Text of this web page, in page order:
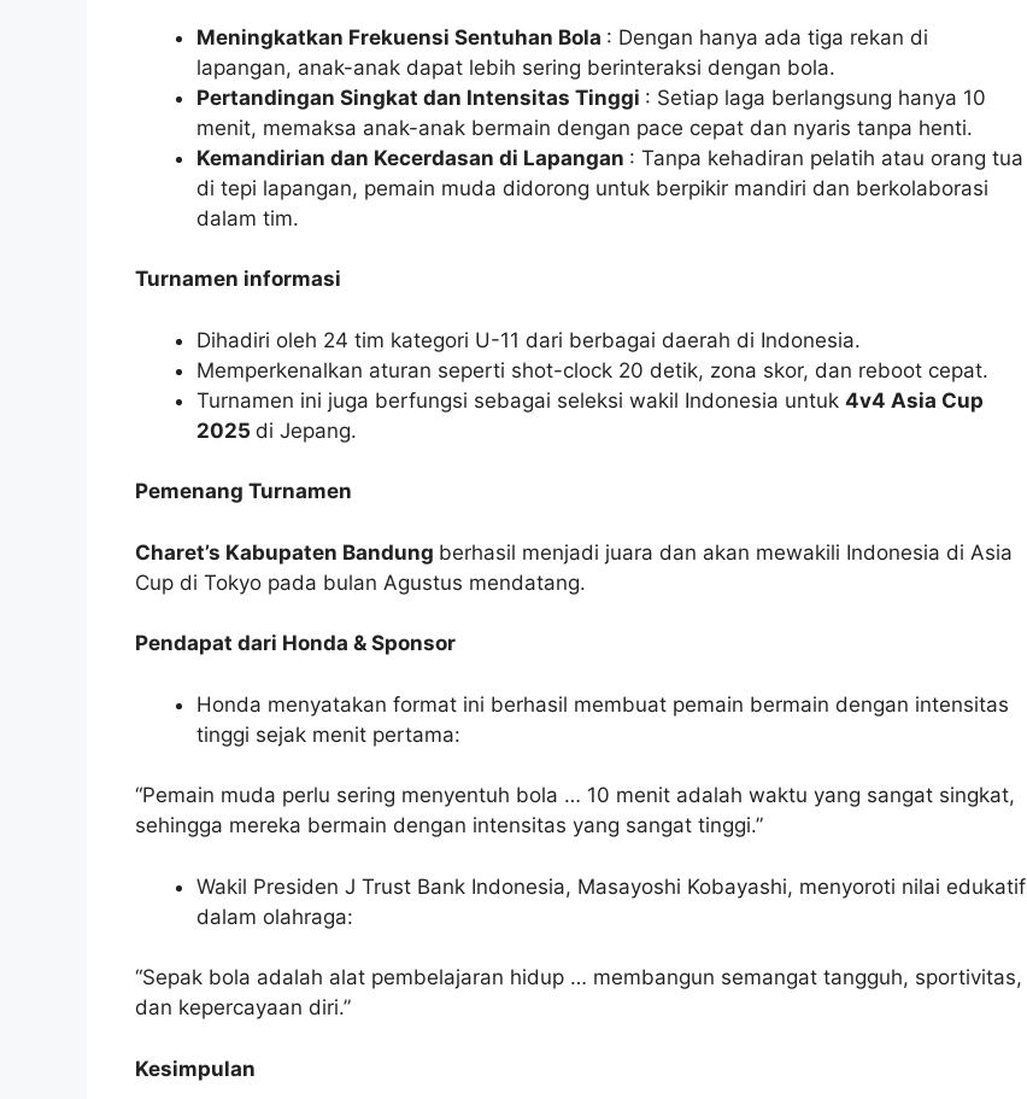
Meningkatkan Frekuensi Sentuhan Bola : Dengan hanya ada tiga rekan di
lapangan, anak-anak dapat lebih sering berinteraksi dengan bola.
Pertandingan Singkat dan Intensitas Tinggi : Setiap laga berlangsung hanya 10
menit, memaksa anak-anak bermain dengan pace cepat dan nyaris tanpa henti.
Kemandirian dan Kecerdasan di Lapangan : Tanpa kehadiran pelatih atau orang tua
di tepi lapangan, pemain muda didorong untuk berpikir mandiri dan berkolaborasi
dalam tim.
Turnamen informasi
Dihadiri oleh 24 tim kategori U-11 dari berbagai daerah di Indonesia.
Memperkenalkan aturan seperti shot-clock 20 detik, zona skor, dan reboot cepat.
Turnamen ini juga berfungsi sebagai seleksi wakil Indonesia untuk 4v4 Asia Cup
2025 di Jepang.
Pemenang Turnamen
Charet’s Kabupaten Bandung berhasil menjadi juara dan akan mewakili Indonesia di Asia
Cup di Tokyo pada bulan Agustus mendatang.
Pendapat dari Honda & Sponsor
Honda menyatakan format ini berhasil membuat pemain bermain dengan intensitas
tinggi sejak menit pertama:
“Pemain muda perlu sering menyentuh bola … 10 menit adalah waktu yang sangat singkat,
sehingga mereka bermain dengan intensitas yang sangat tinggi.”
Wakil Presiden J Trust Bank Indonesia, Masayoshi Kobayashi, menyoroti nilai edukatif
dalam olahraga:
“Sepak bola adalah alat pembelajaran hidup … membangun semangat tangguh, sportivitas,
dan kepercayaan diri.”
Kesimpulan